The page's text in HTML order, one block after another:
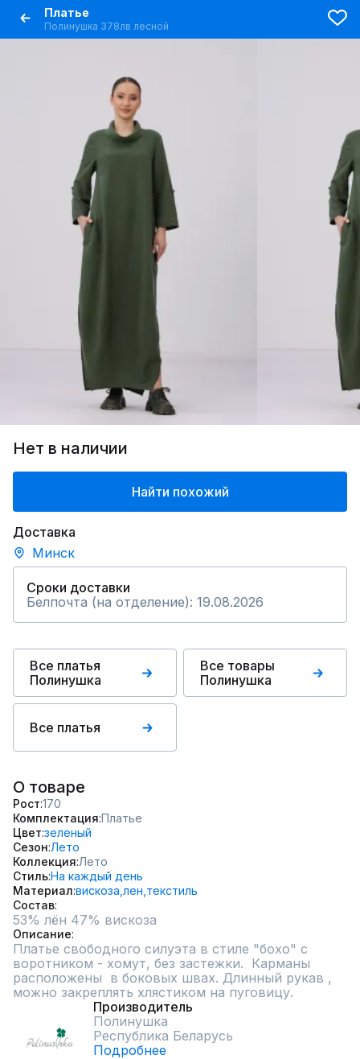
Платье
Полинушка 378лв лесной
Нет в наличии
Найти похожий
Доставка
Минск
Сроки доставки
Белпочта (на отделение): 19.08.2026
Все платья
Полинушка
Все товары
Полинушка
Все платья
О товаре
Рост 170
Комплектация Платье
Цвет зеленый
Сезон Лето
Коллекция Лето
СтильНа каждый день
Материал вискоза, лен, текстиль
Состав
53% лён 47% вискоза
Описание
Платье свободного силуэта в стиле "бохо" с
воротником - хомут, без застежки.  Карманы
расположены  в боковых швах. Длинный рукав ,
можно закреплять хлястиком на пуговицу.
Производитель
Полинушка
Республика Беларусь
Подробнее